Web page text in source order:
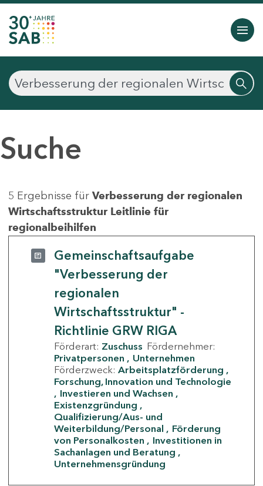
Suche
5 Ergebnisse für Verbesserung der regionalen
Wirtschaftsstruktur Leitlinie für
regionalbeihilfen
Gemeinschaftsaufgabe
"Verbesserung der
regionalen
Wirtschaftsstruktur" -
Richtlinie GRW RIGA
Förderart: Zuschuss Fördernehmer:
Privatpersonen
Unternehmen
Förderzweck: Arbeitsplatzförderung
Forschung, Innovation und Technologie
Investieren und Wachsen
Existenzgründung
Qualifizierung/Aus- und
Weiterbildung/Personal
Förderung
von Personalkosten
Investitionen in
Sachanlagen und Beratung
Unternehmensgründung